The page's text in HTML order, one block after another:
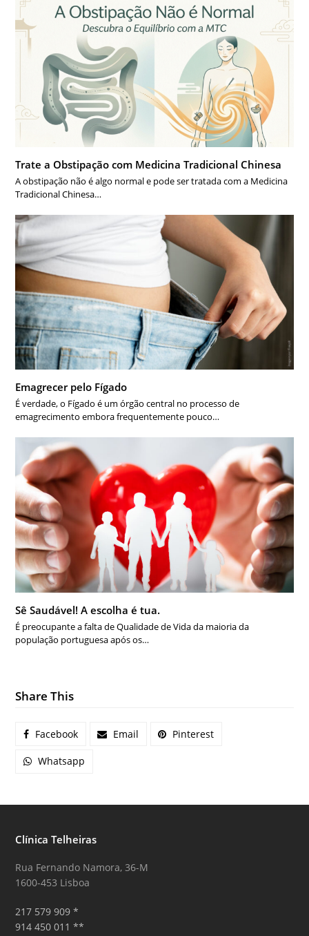
Trate a Obstipação com Medicina Tradicional Chinesa
A obstipação não é algo normal e pode ser tratada com a Medicina
Tradicional Chinesa…
Emagrecer pelo Fígado
É verdade, o Fígado é um órgão central no processo de
emagrecimento embora frequentemente pouco…
Sê Saudável! A escolha é tua.
É preocupante a falta de Qualidade de Vida da maioria da
população portuguesa após os…
Share This
Facebook Email Pinterest
Whatsapp
Clínica Telheiras
Rua Fernando Namora, 36-M
1600-453 Lisboa
217 579 909 *
914 450 011 **